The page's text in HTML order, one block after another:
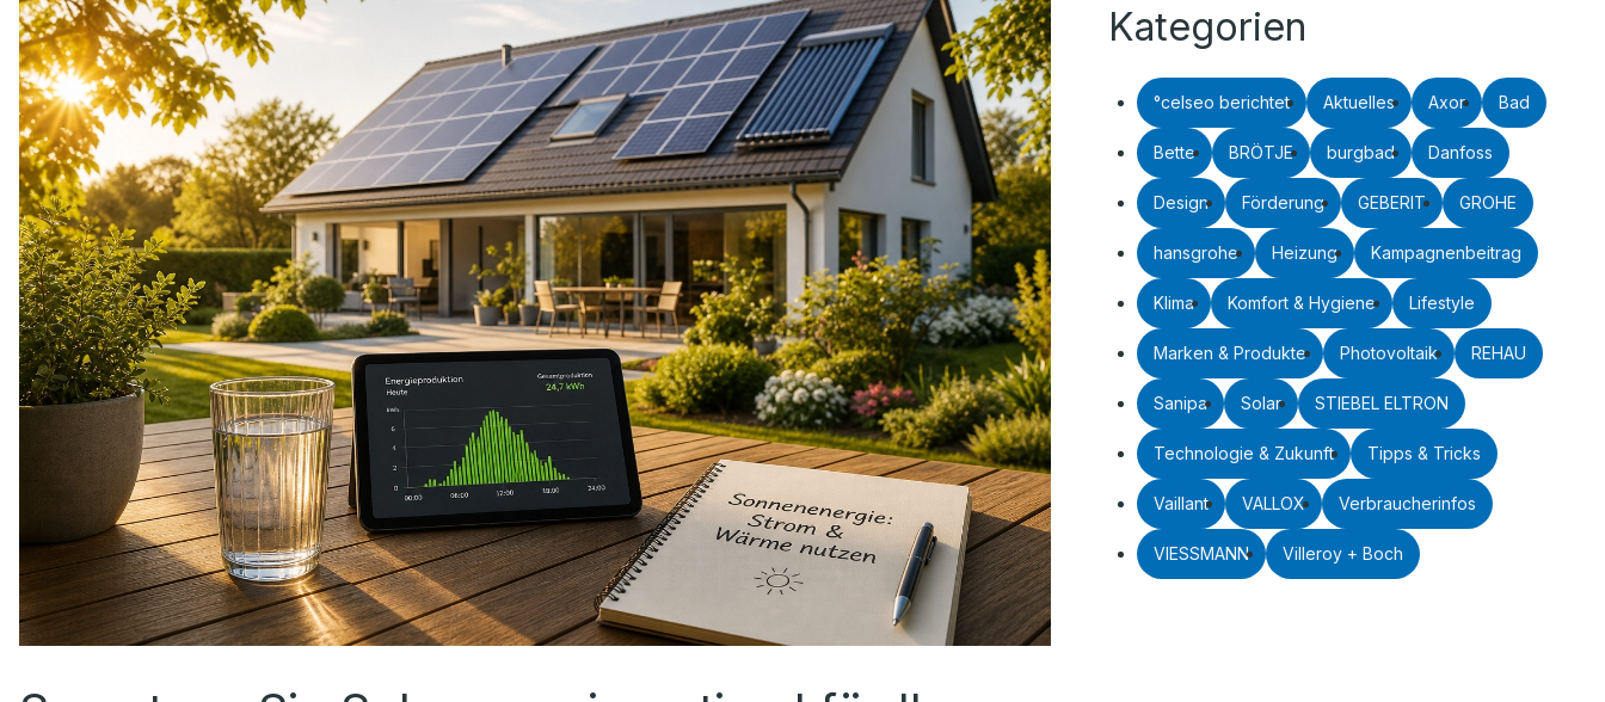
Kategorien
°celseo berichtet Aktuelles Axor Bad
Bette BRÖTJE burgbad Danfoss
Design Förderung GEBERIT GROHE
hansgrohe Heizung Kampagnenbeitrag
Klima Komfort & Hygiene Lifestyle
Marken & Produkte Photovoltaik REHAU
Sanipa Solar STIEBEL ELTRON
Technologie & Zukunft Tipps & Tricks
Vaillant VALLOX Verbraucherinfos
VIESSMANN Villeroy + Boch